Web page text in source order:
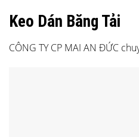
Keo Dán Băng Tải
CÔNG TY CP MAI AN ĐỨC